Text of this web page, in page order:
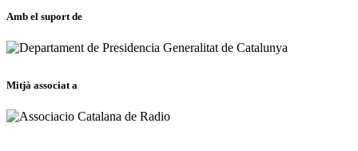
Amb el suport de
Mitjà associat a